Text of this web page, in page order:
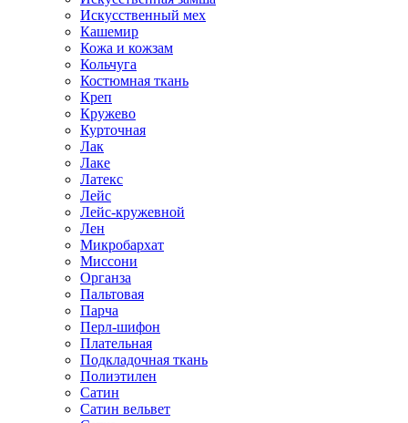
Искусственный мех
Кашемир
Кожа и кожзам
Кольчуга
Костюмная ткань
Креп
Кружево
Курточная
Лак
Лаке
Латекс
Лейс
Лейс-кружевной
Лен
Микробархат
Миссони
Органза
Пальтовая
Парча
Перл-шифон
Плательная
Подкладочная ткань
Полиэтилен
Сатин
Сатин вельвет